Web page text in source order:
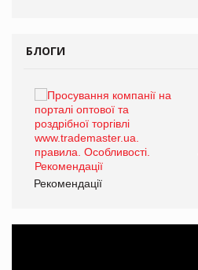
БЛОГИ
Рекомендації